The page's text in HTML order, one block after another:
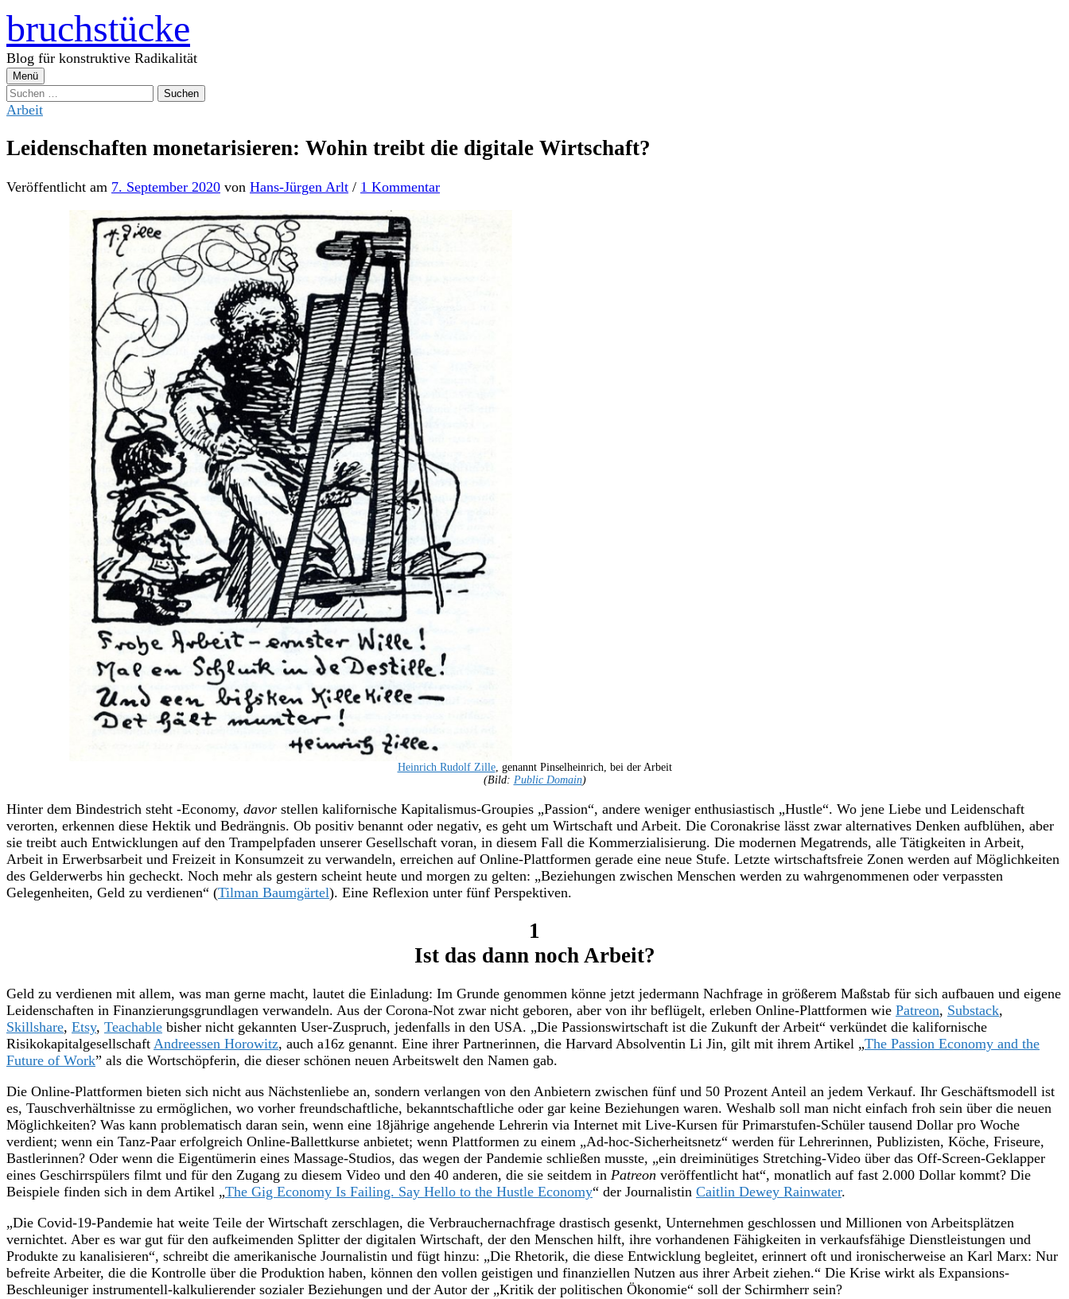
Zum
Inhalt
überspringen
bruchstücke
Blog für konstruktive Radikalität
Menü
Suchen
nach:
Arbeit
Leidenschaften monetarisieren: Wohin treibt die digitale Wirtschaft?
Veröffentlicht am 7. September 2020 von Hans-Jürgen Arlt / 1 Kommentar
Heinrich Rudolf Zille, genannt Pinselheinrich, bei der Arbeit
(Bild: Public Domain)
Hinter dem Bindestrich steht -Economy, davor stellen kalifornische Kapitalismus-Groupies „Passion“, andere weniger enthusiastisch „Hustle“. Wo jene Liebe und Leidenschaft
verorten, erkennen diese Hektik und Bedrängnis. Ob positiv benannt oder negativ, es geht um Wirtschaft und Arbeit. Die Coronakrise lässt zwar alternatives Denken aufblühen, aber
sie treibt auch Entwicklungen auf den Trampelpfaden unserer Gesellschaft voran, in diesem Fall die Kommerzialisierung. Die modernen Megatrends, alle Tätigkeiten in Arbeit,
Arbeit in Erwerbsarbeit und Freizeit in Konsumzeit zu verwandeln, erreichen auf Online-Plattformen gerade eine neue Stufe. Letzte wirtschaftsfreie Zonen werden auf Möglichkeiten
des Gelderwerbs hin gecheckt. Noch mehr als gestern scheint heute und morgen zu gelten: „Beziehungen zwischen Menschen werden zu wahrgenommenen oder verpassten
Gelegenheiten, Geld zu verdienen“ (Tilman Baumgärtel). Eine Reflexion unter fünf Perspektiven.
1
Ist das dann noch Arbeit?
Geld zu verdienen mit allem, was man gerne macht, lautet die Einladung: Im Grunde genommen könne jetzt jedermann Nachfrage in größerem Maßstab für sich aufbauen und eigene
Leidenschaften in Finanzierungsgrundlagen verwandeln. Aus der Corona-Not zwar nicht geboren, aber von ihr beflügelt, erleben Online-Plattformen wie Patreon, Substack,
Skillshare, Etsy, Teachable bisher nicht gekannten User-Zuspruch, jedenfalls in den USA. „Die Passionswirtschaft ist die Zukunft der Arbeit“ verkündet die kalifornische
Risikokapitalgesellschaft Andreessen Horowitz, auch a16z genannt. Eine ihrer Partnerinnen, die Harvard Absolventin Li Jin, gilt mit ihrem Artikel „The Passion Economy and the
Future of Work” als die Wortschöpferin, die dieser schönen neuen Arbeitswelt den Namen gab.
Die Online-Plattformen bieten sich nicht aus Nächstenliebe an, sondern verlangen von den Anbietern zwischen fünf und 50 Prozent Anteil an jedem Verkauf. Ihr Geschäftsmodell ist
es, Tauschverhältnisse zu ermöglichen, wo vorher freundschaftliche, bekanntschaftliche oder gar keine Beziehungen waren. Weshalb soll man nicht einfach froh sein über die neuen
Möglichkeiten? Was kann problematisch daran sein, wenn eine 18jährige angehende Lehrerin via Internet mit Live-Kursen für Primarstufen-Schüler tausend Dollar pro Woche
verdient; wenn ein Tanz-Paar erfolgreich Online-Ballettkurse anbietet; wenn Plattformen zu einem „Ad-hoc-Sicherheitsnetz“ werden für Lehrerinnen, Publizisten, Köche, Friseure,
Bastlerinnen? Oder wenn die Eigentümerin eines Massage-Studios, das wegen der Pandemie schließen musste, „ein dreiminütiges Stretching-Video über das Off-Screen-Geklapper
eines Geschirrspülers filmt und für den Zugang zu diesem Video und den 40 anderen, die sie seitdem in Patreon veröffentlicht hat“, monatlich auf fast 2.000 Dollar kommt? Die
Beispiele finden sich in dem Artikel „The Gig Economy Is Failing. Say Hello to the Hustle Economy“ der Journalistin Caitlin Dewey Rainwater.
„Die Covid-19-Pandemie hat weite Teile der Wirtschaft zerschlagen, die Verbrauchernachfrage drastisch gesenkt, Unternehmen geschlossen und Millionen von Arbeitsplätzen
vernichtet. Aber es war gut für den aufkeimenden Splitter der digitalen Wirtschaft, der den Menschen hilft, ihre vorhandenen Fähigkeiten in verkaufsfähige Dienstleistungen und
Produkte zu kanalisieren“, schreibt die amerikanische Journalistin und fügt hinzu: „Die Rhetorik, die diese Entwicklung begleitet, erinnert oft und ironischerweise an Karl Marx: Nur
befreite Arbeiter, die die Kontrolle über die Produktion haben, können den vollen geistigen und finanziellen Nutzen aus ihrer Arbeit ziehen.“ Die Krise wirkt als Expansions-
Beschleuniger instrumentell-kalkulierender sozialer Beziehungen und der Autor der „Kritik der politischen Ökonomie“ soll der Schirmherr sein?